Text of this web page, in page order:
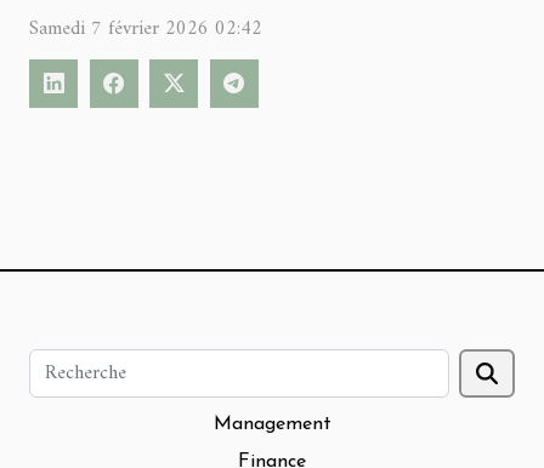
Samedi 7 février 2026 02:42
Management
Finance